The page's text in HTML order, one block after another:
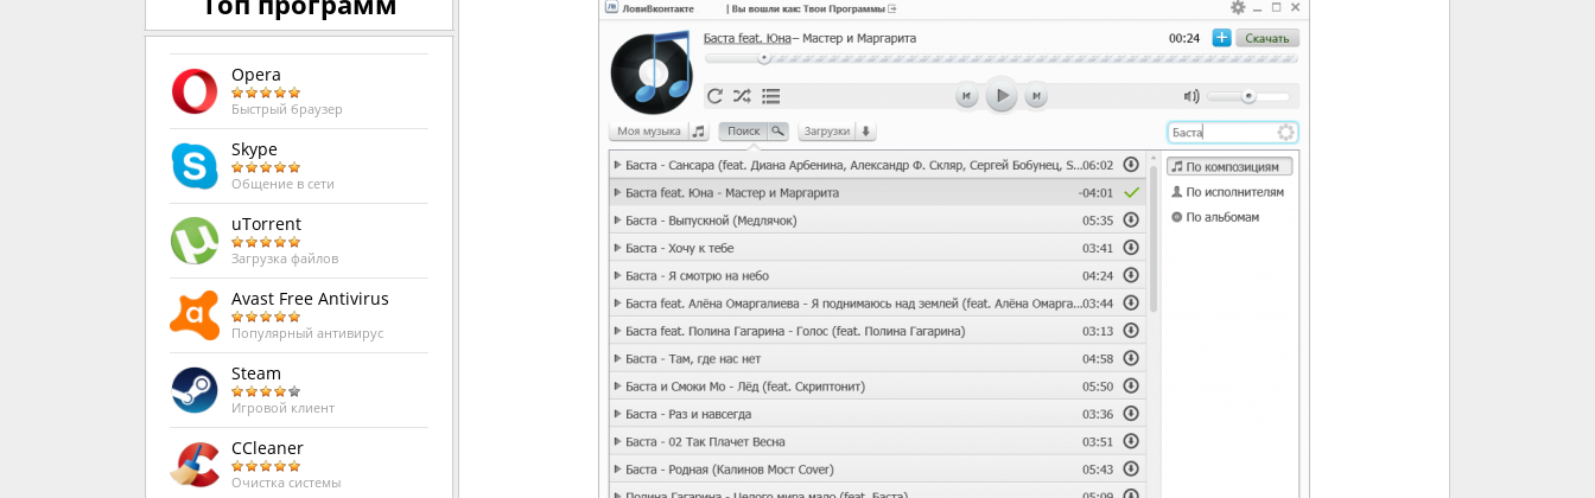
Opera
Быстрый браузер
Skype
Общение в сети
uTorrent
Загрузка файлов
Avast Free Antivirus
Популярный антивирус
Steam
Игровой клиент
CCleaner
Очистка системы